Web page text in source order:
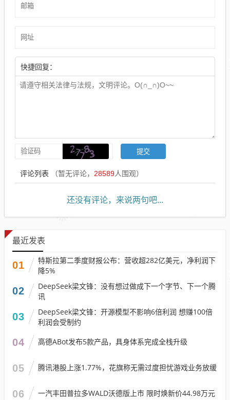
快捷回复：
评论列表 （暂无评论， 28589人围观）
还没有评论，来说两句吧...
最近发表
01
特斯拉第二季度财报公布：营收超282亿美元，净利润下
降5%
02
DeepSeek梁文锋：没有想过做成下一个字节、下一个腾
讯
03
DeepSeek梁文锋：开源模型不影响6倍利润 想赚100倍
利润会受制约
04 高德ABot发布5款产品，具身体系完成全栈升级
05 腾讯港股上涨1.77%，花旗称无需过度担忧游戏业务放缓
06 一汽丰田普拉多WALD沃德版上市 限时焕新价44.98万元